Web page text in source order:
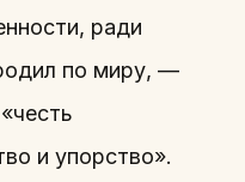
ради
по миру, —
и упорство».